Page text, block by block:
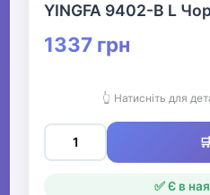
YINGFA 9402-B L
1337 грн
👆 Натисніть для
✅ Є в